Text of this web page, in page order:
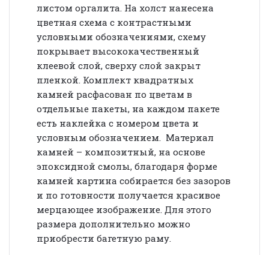
листом оргалита. На холст нанесена
цветная схема с контрастными
условными обозначениями, схему
покрывает высококачественный
клеевой слой, сверху слой закрыт
пленкой. Комплект квадратных
камней расфасован по цветам в
отдельные пакеты, на каждом пакете
есть наклейка с номером цвета и
условным обозначением. Материал
камней – композитный, на основе
эпоксидной смолы, благодаря форме
камней картина собирается без зазоров
и по готовности получается красивое
мерцающее изображение. Для этого
размера дополнительно можно
приобрести багетную раму.